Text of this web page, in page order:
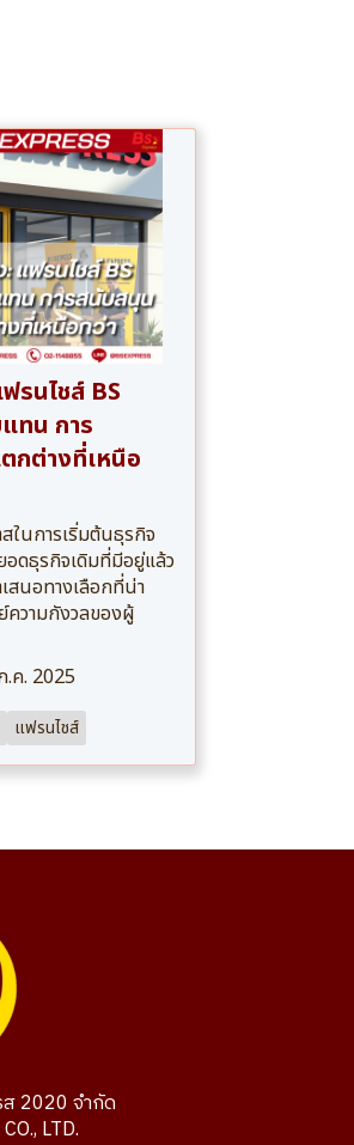
รนไชส์ BS
ทน การ
กต่างที่เหนือ
ในการเริ่มต้นธุรกิจ
อดธุรกิจเดิมที่มีอยู่แล้ว
สนอทางเลือกที่น่า
ความกังวลของผู้
.ค. 2025
แฟรนไชส์
ส 2020 จำกัด
LTD.